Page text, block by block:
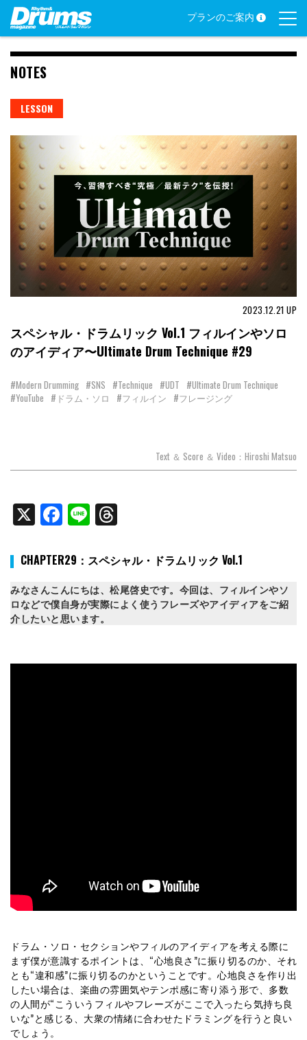
Skip
content
プランのご案内
NOTES
LESSON
2023.12.21 UP
スペシャル・ドラムリック Vol.1 フィルインやソロ
のアイディア〜Ultimate Drum Technique #29
#Modern Drumming #SNS #Technique #UDT #Ultimate Drum Technique
#YouTube #ドラム・ソロ #フィルイン #フレージング
Text ＆ Score ＆ Video：Hiroshi Matsuo
X Facebook
Line
CHAPTER29：スペシャル・ドラムリック Vol.1
みなさんこんにちは、松尾啓史です。今回は、フィルインやソ
ロなどで僕自身が実際によく使うフレーズやアイディアをご紹
介したいと思います。
ドラム・ソロ・セクションやフィルのアイディアを考える際に
まず僕が意識するポイントは、“心地良さ”に振り切るのか、それ
とも“違和感”に振り切るのかということです。心地良さを作り出
したい場合は、楽曲の雰囲気やテンポ感に寄り添う形で、多数
の人間が“こういうフィルやフレーズがここで入ったら気持ち良
いな”と感じる、大衆の情緒に合わせたドラミングを行うと良い
でしょう。